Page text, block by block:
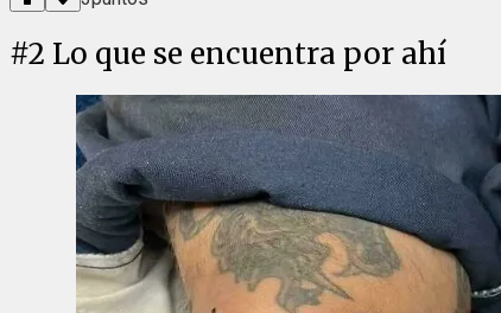
#2 Lo que se encuentra por ahí